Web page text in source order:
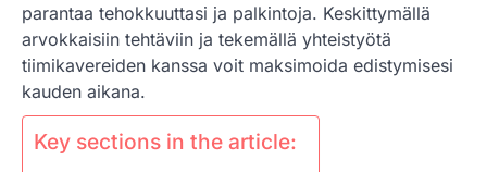
parantaa tehokkuuttasi ja palkintoja. Keskittymällä
arvokkaisiin tehtäviin ja tekemällä yhteistyötä
tiimikavereiden kanssa voit maksimoida edistymisesi
kauden aikana.
Key sections in the article: